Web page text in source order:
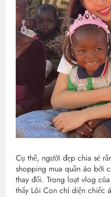
Cụ thể, người đẹp chia sẻ
shopping mua quần áo bởi
thay đổi. Trong loạt vlog
thấy Lôi Con chỉ diện chiếc